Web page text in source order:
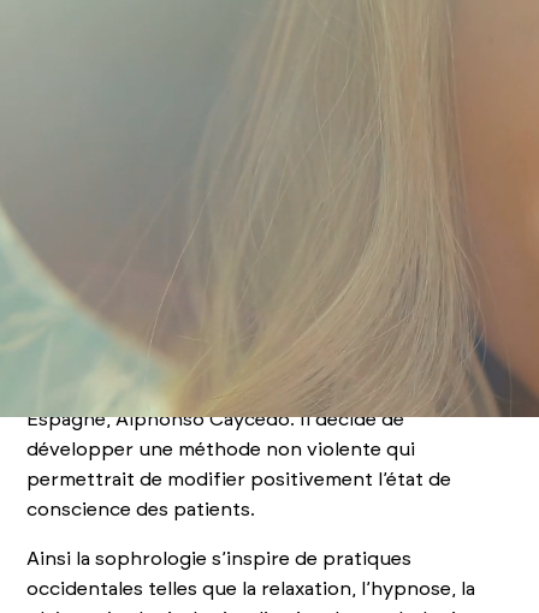
» : sain, harmonieux – «
» : esprit, conscience et
» : étude, science,
Traduction : « science de
l’esprit harmonieux »
La sophrologie est créée en 1960 par un
neuropsychiatre d’origine colombienne exerçant en
Espagne, Alphonso Caycédo. Il décide de
développer une méthode non violente qui
permettrait de modifier positivement l’état de
conscience des patients.
Ainsi la sophrologie s’inspire de pratiques
occidentales telles que la relaxation, l’hypnose, la